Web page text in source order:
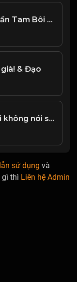
Vạn Trượng Hồng Trần Tam Bôi Tửu Thiên Thu Đại Nghiệp Nhất Hồ Trà! & Đạo
& Đạo
Có sáu điều tuyệt đối không nói sau đây Bạn thu được cả đời
sử dụng và
gì thì Liên hệ Admin